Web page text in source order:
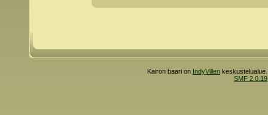
Kairon baari on IndyVillen
SMF 2.0.19